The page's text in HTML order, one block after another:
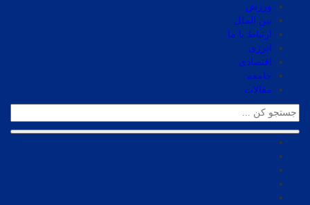
ورزش
بین الملل
ارتباط با ما
انرژی
اقتصادی
جامعه
مقالات